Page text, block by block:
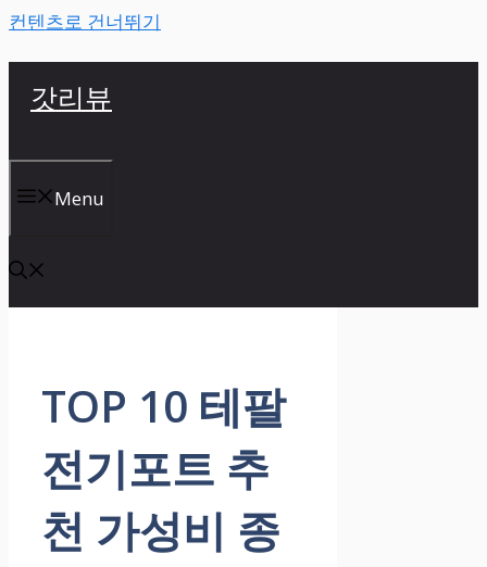
컨텐츠로 건너뛰기
갓리뷰
Menu
TOP 10 테팔
전기포트 추
천 가성비 종